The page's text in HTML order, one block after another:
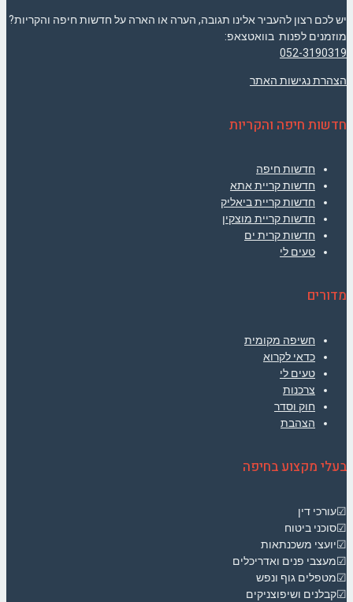
יש לכם רצון להעביר אלינו תגובה, הערה או הארה על חדשות חיפה והקריות?
מוזמנים לפנות בוואטצאפ:
052-3190319
הצהרת נגישות האתר
חדשות חיפה והקריות
חדשות חיפה
חדשות קריית אתא
חדשות קריית ביאליק
חדשות קריית מוצקין
חדשות קרית ים
טעים לי
מדורים
חשיפה מקומית
כדאי לקרוא
טעים לי
צרכנות
חוק וסדר
הצהבת
בעלי מקצוע בחיפה
☑עורכי דין
☑סוכני ביטוח
☑יועצי משכנתאות
☑מעצבי פנים ואדריכלים
☑מטפלים גוף ונפש
☑קבלנים ושיפוצניקים